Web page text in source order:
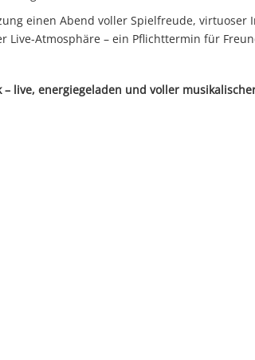
einen Abend voller Spielfreude, virtuoser
Live-Atmosphäre – ein Pflichttermin für
– live, energiegeladen und voller